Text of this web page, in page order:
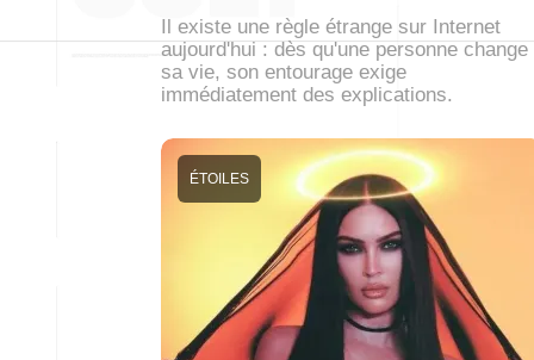
Il existe une règle étrange sur Internet
aujourd'hui : dès qu'une personne change
sa vie, son entourage exige
immédiatement des explications.
ÉTOILES